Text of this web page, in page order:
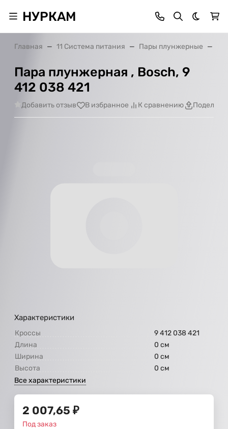
НУРКАМ Темная
Главная 11 Система питания Пары плунжерные
Пара плунжерная , Bosch, 9
412 038 421
Добавить отзыв В избранное К сравнению
Характеристики
Кроссы
9 412 038 421
Длина
0 см
Ширина
0 см
Высота
0 см
Все характеристики
2 007,65 ₽
Под заказ